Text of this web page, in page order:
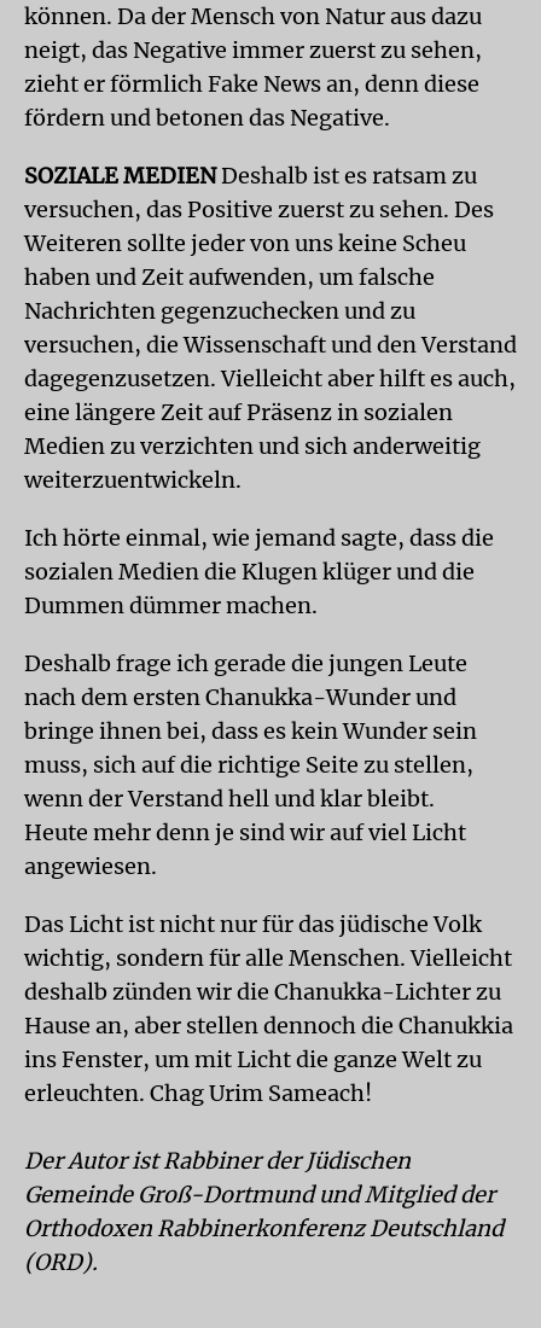
können. Da der Mensch von Natur aus dazu
neigt, das Negative immer zuerst zu sehen,
zieht er förmlich Fake News an, denn diese
fördern und betonen das Negative.
SOZIALE MEDIENDeshalb ist es ratsam zu
versuchen, das Positive zuerst zu sehen. Des
Weiteren sollte jeder von uns keine Scheu
haben und Zeit aufwenden, um falsche
Nachrichten gegenzuchecken und zu
versuchen, die Wissenschaft und den Verstand
dagegenzusetzen. Vielleicht aber hilft es auch,
eine längere Zeit auf Präsenz in sozialen
Medien zu verzichten und sich anderweitig
weiterzuentwickeln.
Ich hörte einmal, wie jemand sagte, dass die
sozialen Medien die Klugen klüger und die
Dummen dümmer machen.
Deshalb frage ich gerade die jungen Leute
nach dem ersten Chanukka-Wunder und
bringe ihnen bei, dass es kein Wunder sein
muss, sich auf die richtige Seite zu stellen,
wenn der Verstand hell und klar bleibt.
Heute mehr denn je sind wir auf viel Licht
angewiesen.
Das Licht ist nicht nur für das jüdische Volk
wichtig, sondern für alle Menschen. Vielleicht
deshalb zünden wir die Chanukka-Lichter zu
Hause an, aber stellen dennoch die Chanukkia
ins Fenster, um mit Licht die ganze Welt zu
erleuchten. Chag Urim Sameach!
Der Autor ist Rabbiner der Jüdischen
Gemeinde Groß-Dortmund und Mitglied der
Orthodoxen Rabbinerkonferenz Deutschland
(ORD).